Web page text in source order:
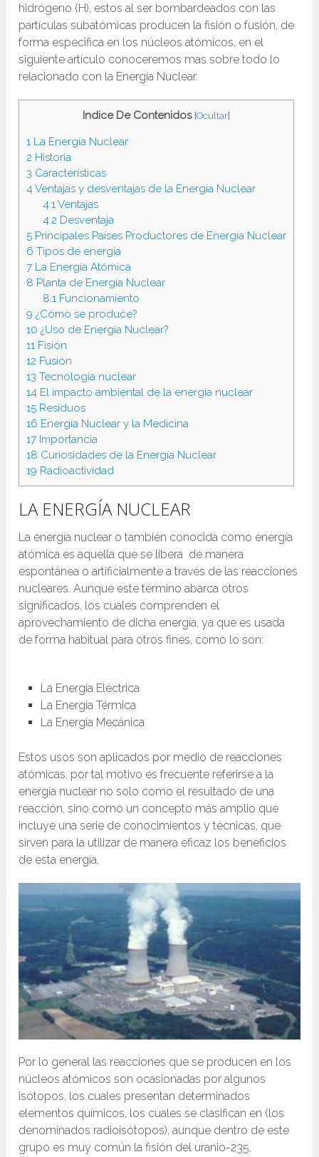
hidrógeno (H), estos al ser bombardeados con las
partículas subatómicas producen la fisión o fusión, de
forma especifica en los núcleos atómicos, en el
siguiente artículo conoceremos mas sobre todo lo
relacionado con la Energía Nuclear.
Indice De Contenidos [Ocultar]
1 La Energía Nuclear
2 Historia
3 Características
4Ventajas y desventajas de la Energía Nuclear
4.1Ventajas
4.2 Desventaja
5 Principales Países Productores de Energía Nuclear
6 Tipos de energía
7 La Energía Atómica
8 Planta de Energía Nuclear
8.1Funcionamiento
9 ¿Cómo se produce?
10 ¿Uso de Energía Nuclear?
11 Fisión
12 Fusión
13 Tecnología nuclear
14 El impacto ambiental de la energía nuclear
15 Residuos
16 Energía Nuclear y la Medicina
17 Importancia
18 Curiosidades de la Energía Nuclear
19 Radioactividad
LA ENERGÍA NUCLEAR
La energía nuclear o también conocida como energía
atómica es aquella que se libera de manera
espontánea o artificialmente a través de las reacciones
nucleares. Aunque este término abarca otros
significados, los cuales comprenden el
aprovechamiento de dicha energía, ya que es usada
de forma habitual para otros fines, como lo son:
La Energía Eléctrica
La Energía Térmica
La Energía Mecánica
Estos usos son aplicados por medio de reacciones
atómicas, por tal motivo es frecuente referirse a la
energía nuclear no solo como el resultado de una
reacción, sino como un concepto más amplio que
incluye una serie de conocimientos y técnicas, que
sirven para la utilizar de manera eficaz los beneficios
de esta energía.
Por lo general las reacciones que se producen en los
núcleos atómicos son ocasionadas por algunos
isótopos, los cuales presentan determinados
elementos químicos, los cuales se clasifican en (los
denominados radioisótopos), aunque dentro de este
grupo es muy común la fisión del uranio-235,